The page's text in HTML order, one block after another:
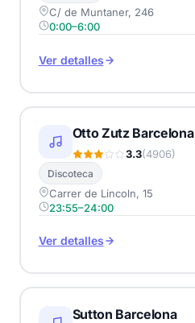
C/ de Muntaner, 246
0:00–6:00
Ver detalles
Otto Zutz Barcelona
3.3(4906)
Discoteca
Carrer de Lincoln, 15
23:55–24:00
Ver detalles
Sutton Barcelona